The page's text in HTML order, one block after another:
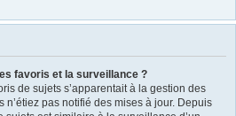
favoris et la surveillance ?
de sujets s’apparentait à la gestion des
n’étiez pas notifié des mises à jour. Depuis